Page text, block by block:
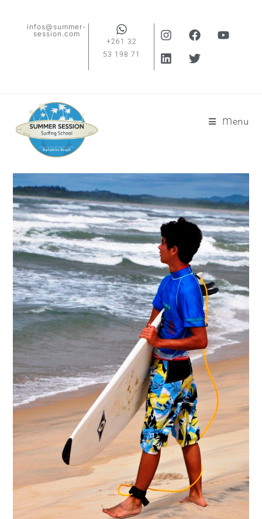
infos@summer-
session.com
+261 32
53 198 71
Menu